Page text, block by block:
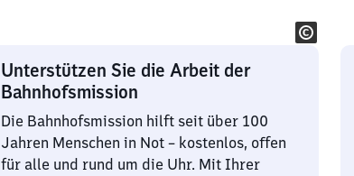
Unterstützen Sie die Arbeit der
Bahnhofsmission
Die Bahnhofsmission hilft seit über 100
Jahren Menschen in Not – kostenlos, offen
für alle und rund um die Uhr. Mit Ihrer